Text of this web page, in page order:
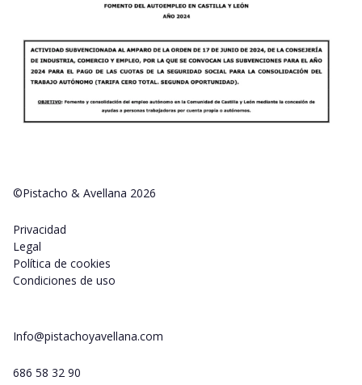
©Pistacho & Avellana 2026
Privacidad
Legal
Política de cookies
Condiciones de uso
Info@pistachoyavellana.com
686 58 32 90